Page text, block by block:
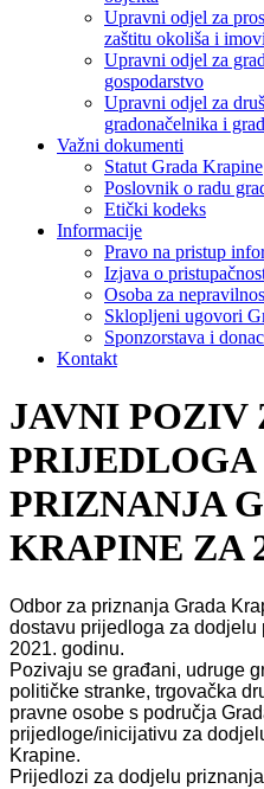
Upravni odjel za
zaštitu okoliša i
Upravni odjel za
gospodarstvo
Upravni odjel za
gradonačelnika i
Važni dokumenti
Statut Grada Krapine
Poslovnik o radu
Etički kodeks
Informacije
Pravo na pristup
Izjava o
Osoba za
Sklopljeni ugovori
Sponzorstava i
Kontakt
JAVNI POZIV
PRIZNANJA
KRAPINE ZA
Odbor za priznanja Grada
dostavu prijedloga za dodjelu
2021. godinu.
Pozivaju se građani, udruge
političke stranke, trgovačka
pravne osobe s područja
prijedloge/inicijativu za
Krapine.
Prijedlozi za dodjelu